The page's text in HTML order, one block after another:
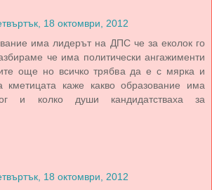
18 октомври, 2012
има лидерът на ДПС че за еколок го
че има политически ангажименти
още но всичко трябва да е с мярка и
кметицата каже какво образование има
и колко души кандидатстваха за
18 октомври, 2012